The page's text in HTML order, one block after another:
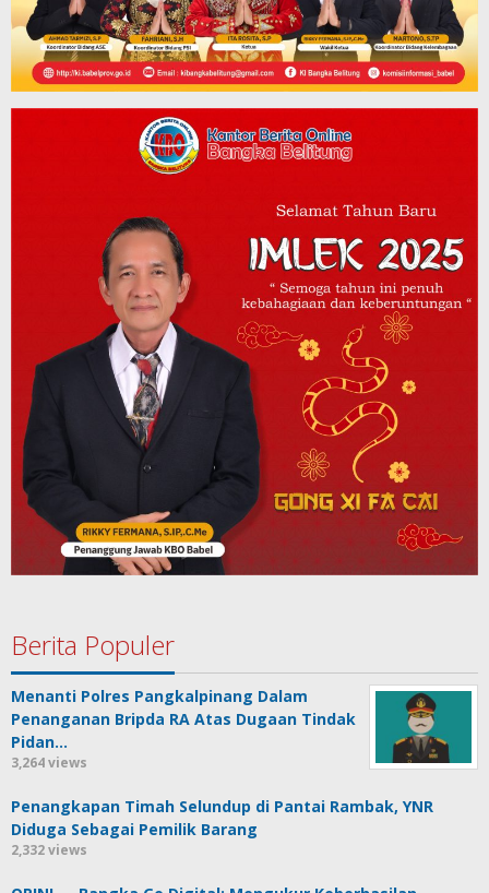
Berita Populer
Menanti Polres Pangkalpinang Dalam
Penanganan Bripda RA Atas Dugaan Tindak
Pidan…
3,264 views
Penangkapan Timah Selundup di Pantai Rambak, YNR
Diduga Sebagai Pemilik Barang
2,332 views